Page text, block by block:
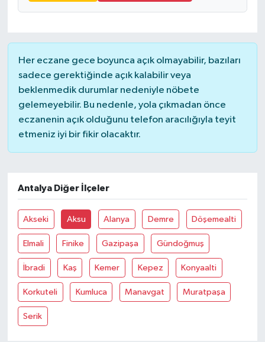
Her eczane gece boyunca açık olmayabilir, bazıları
sadece gerektiğinde açık kalabilir veya
beklenmedik durumlar nedeniyle nöbete
gelemeyebilir. Bu nedenle, yola çıkmadan önce
eczanenin açık olduğunu telefon aracılığıyla teyit
etmeniz iyi bir fikir olacaktır.
Antalya Diğer İlçeler
Akseki Aksu Alanya Demre Döşemealti
Elmali Finike Gazipaşa Gündoğmuş
İbradi Kaş Kemer Kepez Konyaalti
Korkuteli Kumluca Manavgat Muratpaşa
Serik